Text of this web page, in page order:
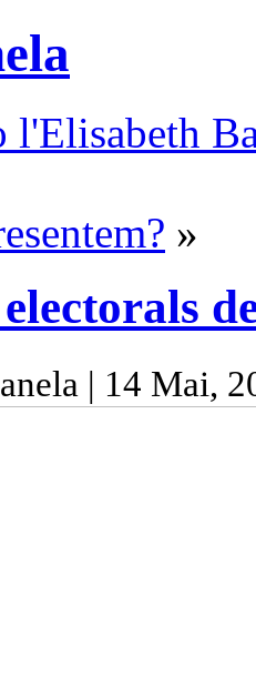
l'Elisabeth
»
| 14 Mai,